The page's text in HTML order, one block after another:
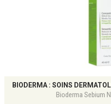
Bioderma Sebium